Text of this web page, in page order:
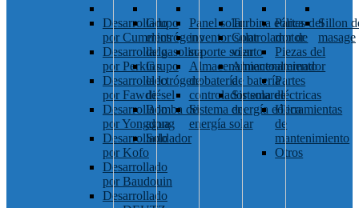
Desarrollado
por Cummins
Desarrollado
por Perkins
Desarrollado
por Fawde
Desarrollado
por Yongdong
Desarrollado
por Kofo
Desarrollado
por Baudouin
Desarrollado
Grupo
electrógeno
de gasolina
Grupo
electrógeno
diésel
Bomba de
agua
Soldador
Panel solar
inventor solar
soporte solar
Almacenamiento
de batería
controlador solar
Sistema de
energía solar
Turbina eólica
Controlador de
viento
Almacenamiento
de batería
Sistema de
energía eólica
Partes del
motor
Piezas del
alternador
Partes
eléctricas
Herramientas
de
mantenimiento
Otros
Sillon
masage